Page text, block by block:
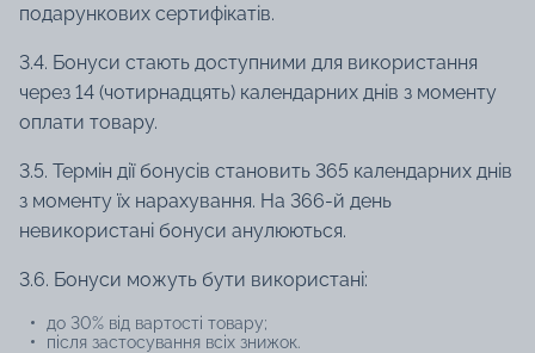
подарункових сертифікатів.
3.4. Бонуси стають доступними для використання
через 14 (чотирнадцять) календарних днів з моменту
оплати товару.
3.5. Термін дії бонусів становить 365 календарних днів
з моменту їх нарахування. На 366-й день
невикористані бонуси анулюються.
3.6. Бонуси можуть бути використані:
до 30% від вартості товару;
після застосування всіх знижок.